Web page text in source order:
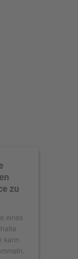
zu
eines
kann